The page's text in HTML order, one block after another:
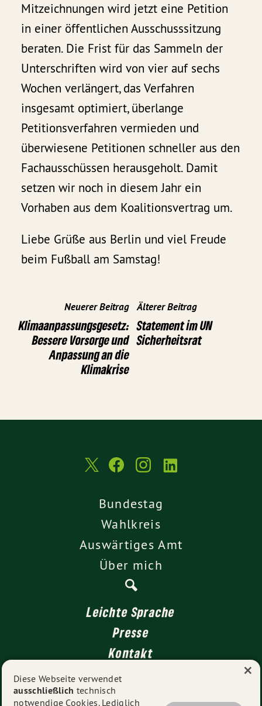
Mitzeichnungen wird jetzt eine Petition
in einer öffentlichen Ausschusssitzung
beraten. Die Frist für das Sammeln der
Unterschriften wird von vier auf sechs
Wochen verlängert, das Verfahren
insgesamt optimiert, überlange
Petitionsverfahren vermieden und
überwiesene Petitionen schneller aus den
Fachausschüssen herausgeholt. Damit
setzen wir noch in diesem Jahr ein
Vorhaben aus dem Koalitionsvertrag um.
Liebe Grüße aus Berlin und viel Freude
beim Fußball am Samstag!
Neuerer Beitrag
Klimaanpassungsgesetz:
Bessere Vorsorge und
Anpassung an die
Klimakrise
Älterer Beitrag
Statement im UN
Sicherheitsrat
Bundestag
Wahlkreis
Auswärtiges Amt
Über mich
Leichte Sprache
Presse
Kontakt
Impressum
Datenschutz
Diese Webseite verwendet
ausschließlich technisch
notwendige Cookies. Lediglich
×